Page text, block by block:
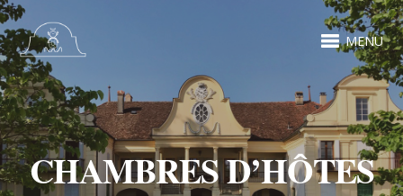
MENU
CHAMBRES D’HÔTES